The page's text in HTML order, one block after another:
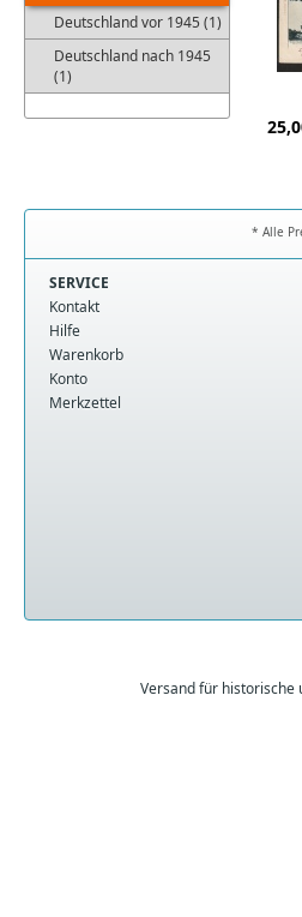
Deutschland vor 1945 (1)
Deutschland nach 1945
(1)
* Alle
SERVICE
Kontakt
Hilfe
Warenkorb
Konto
Merkzettel
Versand für historische